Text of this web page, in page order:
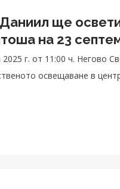
ще освети новата
на 23
г. от 11:00 ч. Негово
освещаване в